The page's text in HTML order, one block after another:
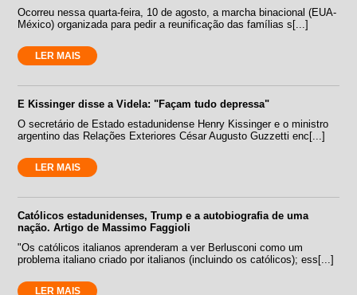
Ocorreu nessa quarta-feira, 10 de agosto, a marcha binacional (EUA-
México) organizada para pedir a reunificação das famílias s[...]
LER MAIS
E Kissinger disse a Videla: "Façam tudo depressa"
O secretário de Estado estadunidense Henry Kissinger e o ministro
argentino das Relações Exteriores César Augusto Guzzetti enc[...]
LER MAIS
Católicos estadunidenses, Trump e a autobiografia de uma
nação. Artigo de Massimo Faggioli
"Os católicos italianos aprenderam a ver Berlusconi como um
problema italiano criado por italianos (incluindo os católicos); ess[...]
LER MAIS